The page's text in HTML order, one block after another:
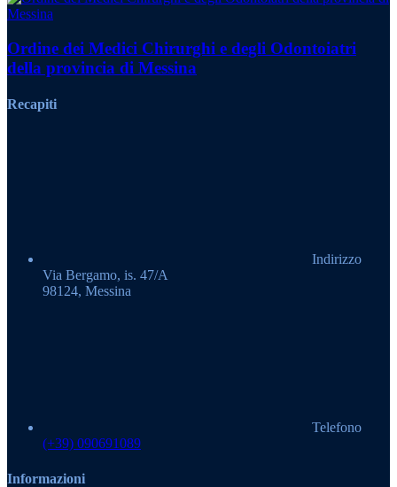
Ordine dei Medici Chirurghi e degli Odontoiatri
della provincia di Messina
Recapiti
Indirizzo
Via Bergamo, is. 47/A
98124, Messina
Telefono
(+39) 090691089
Informazioni